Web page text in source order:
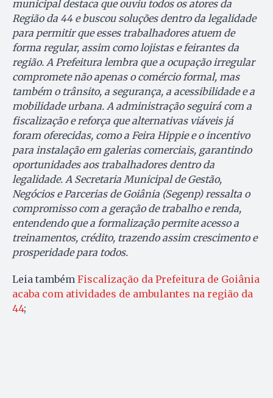
municipal destaca que ouviu todos os atores da
Região da 44 e buscou soluções dentro da legalidade
para permitir que esses trabalhadores atuem de
forma regular, assim como lojistas e feirantes da
região. A Prefeitura lembra que a ocupação irregular
compromete não apenas o comércio formal, mas
também o trânsito, a segurança, a acessibilidade e a
mobilidade urbana. A administração seguirá com a
fiscalização e reforça que alternativas viáveis já
foram oferecidas, como a Feira Hippie e o incentivo
para instalação em galerias comerciais, garantindo
oportunidades aos trabalhadores dentro da
legalidade. A Secretaria Municipal de Gestão,
Negócios e Parcerias de Goiânia (Segenp) ressalta o
compromisso com a geração de trabalho e renda,
entendendo que a formalização permite acesso a
treinamentos, crédito, trazendo assim crescimento e
prosperidade para todos.
Leia também Fiscalização da Prefeitura de Goiânia
acaba com atividades de ambulantes na região da
44;